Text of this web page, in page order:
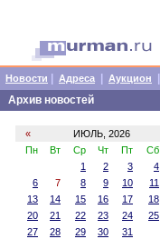
Новости Адреса Аукцион
Архив новостей
« ИЮЛЬ, 2026
Пн
Вт Ср Чт Пт Сб
1
2 3 4
6
7 8 9 10 11
13
14 15 16 17 18
20
21 22 23 24 25
27
28 29 30 31